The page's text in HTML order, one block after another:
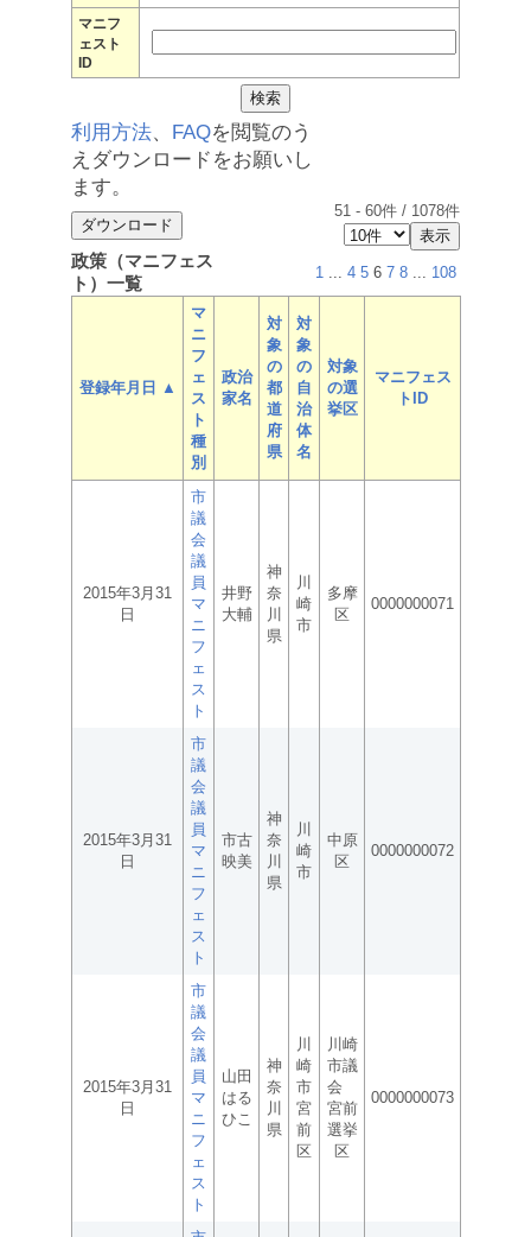
マニフ
ェスト
ID
利用方法、 FAQを閲覧のう
えダウンロードをお願いし
ます。
51 - 60件 / 1078件
政策（マニフェス
ト）一覧
1 ... 4 5 6 7 8 ... 108
登録年月日 ▲
マ
ニ
フ
ェ
ス
ト
種
別
政治
家名
対
象
の
都
道
府
県
対
象
の
自
治
体
名
対象
の選
挙区
マニフェス
トID
2015年3月31
日
市
議
会
議
員
マ
ニ
フ
ェ
ス
ト
井野
大輔
神
奈
川
県
川
崎
市
多摩
区
0000000071
2015年3月31
日
市
議
会
議
員
マ
ニ
フ
ェ
ス
ト
市古
映美
神
奈
川
県
川
崎
市
中原
区
0000000072
2015年3月31
日
市
議
会
議
員
マ
ニ
フ
ェ
ス
ト
山田
はる
ひこ
神
奈
川
県
川
崎
市
宮
前
区
川崎
市議
会
宮前
選挙
区
0000000073